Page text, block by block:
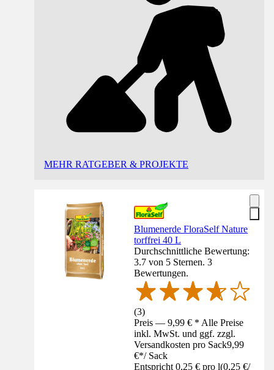
MEHR RATGEBER & PROJEKTE
Blumenerde FloraSelf Nature
torffrei 40 L
Durchschnittliche Bewertung:
3.7 von 5 Sternen. 3
Bewertungen.
(3)
Preis — 9,99 € * Alle Preise
inkl. MwSt. und ggf. zzgl.
Versandkosten pro Sack9,99
€*/ Sack
Entspricht 0,25 € pro l(0,25 €/